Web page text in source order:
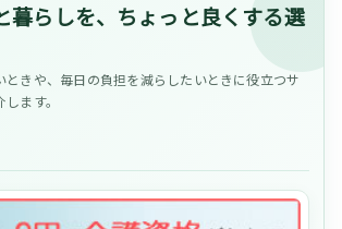
暮らしを、ちょっと良くする選
ときや、毎日の負担を減らしたいときに役立つサ
ます。